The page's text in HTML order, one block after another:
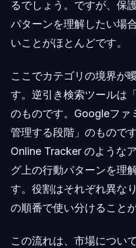
るでしょう。ですが、保
パターンを理解したい場
いことがほとんどです。
ここでカテゴリの境界が
す。逆引き検索ツールは
のものです。Googleファ
管理する段階」のもので
Online Tracker のような
グ上の行動パターンを理
す。役割はそれぞれ異な
の順番で使い分けること
この流れは、市場につい